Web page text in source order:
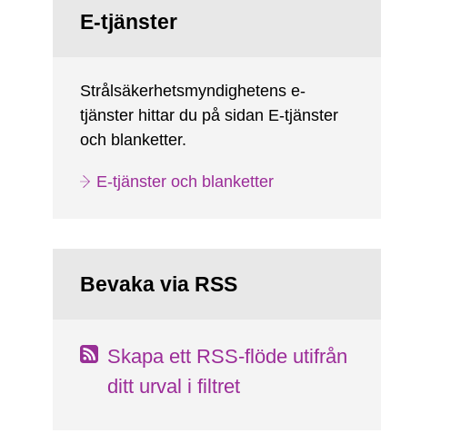
E-tjänster
Strålsäkerhetsmyndighetens e-
tjänster hittar du på sidan E-tjänster
och blanketter.
E-tjänster och blanketter
Bevaka via RSS
Skapa ett RSS-flöde utifrån
ditt urval i filtret